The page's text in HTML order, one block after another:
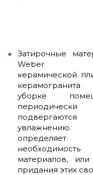
Затирочные
Weber
керамической
уборке
периодически
подвергаются
определяет
материалов,
придания этих